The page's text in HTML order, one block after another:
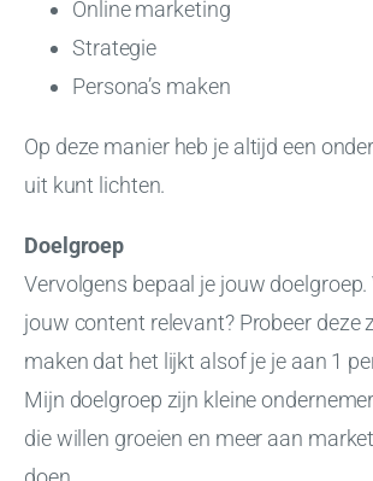
Online marketing
Strategie
Persona’s maken
Op deze manier heb je altijd een
uit kunt lichten.
Doelgroep
Vervolgens bepaal je jouw doelgroep.
jouw content relevant? Probeer deze
maken dat het lijkt alsof je je aan 1
Mijn doelgroep zijn kleine
die willen groeien en meer aan